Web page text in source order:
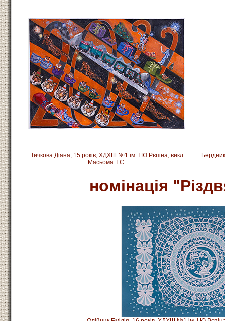
Тичкова Діана, 15 років, ХДХШ №1 ім. І.Ю.Рєпіна, викл
Масьома Т.С.
номінація